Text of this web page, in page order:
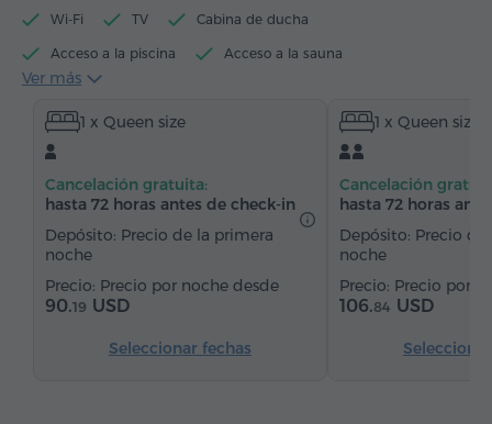
Wi-Fi TV Cabina de ducha
Acceso a la piscina Acceso a la sauna
Acceso a jacuzzi
Artículos de tocador Pantuflas
Secador de pelo
Armario/Guardarropa Silla
Servicio despertador
Canales de satélite
Suelos de parquet Refriderador
Ver más
1 x Queen size
Cancelación gratuita:
hasta 72 horas antes de check-in
Depósito: Precio de la primera
noche
Precio por noche desde
90.19 USD
Seleccionar fechas
1 x Queen size
Cancelación
hasta 72 horas
Depósito: Precio
noche
Precio por
106.84 USD